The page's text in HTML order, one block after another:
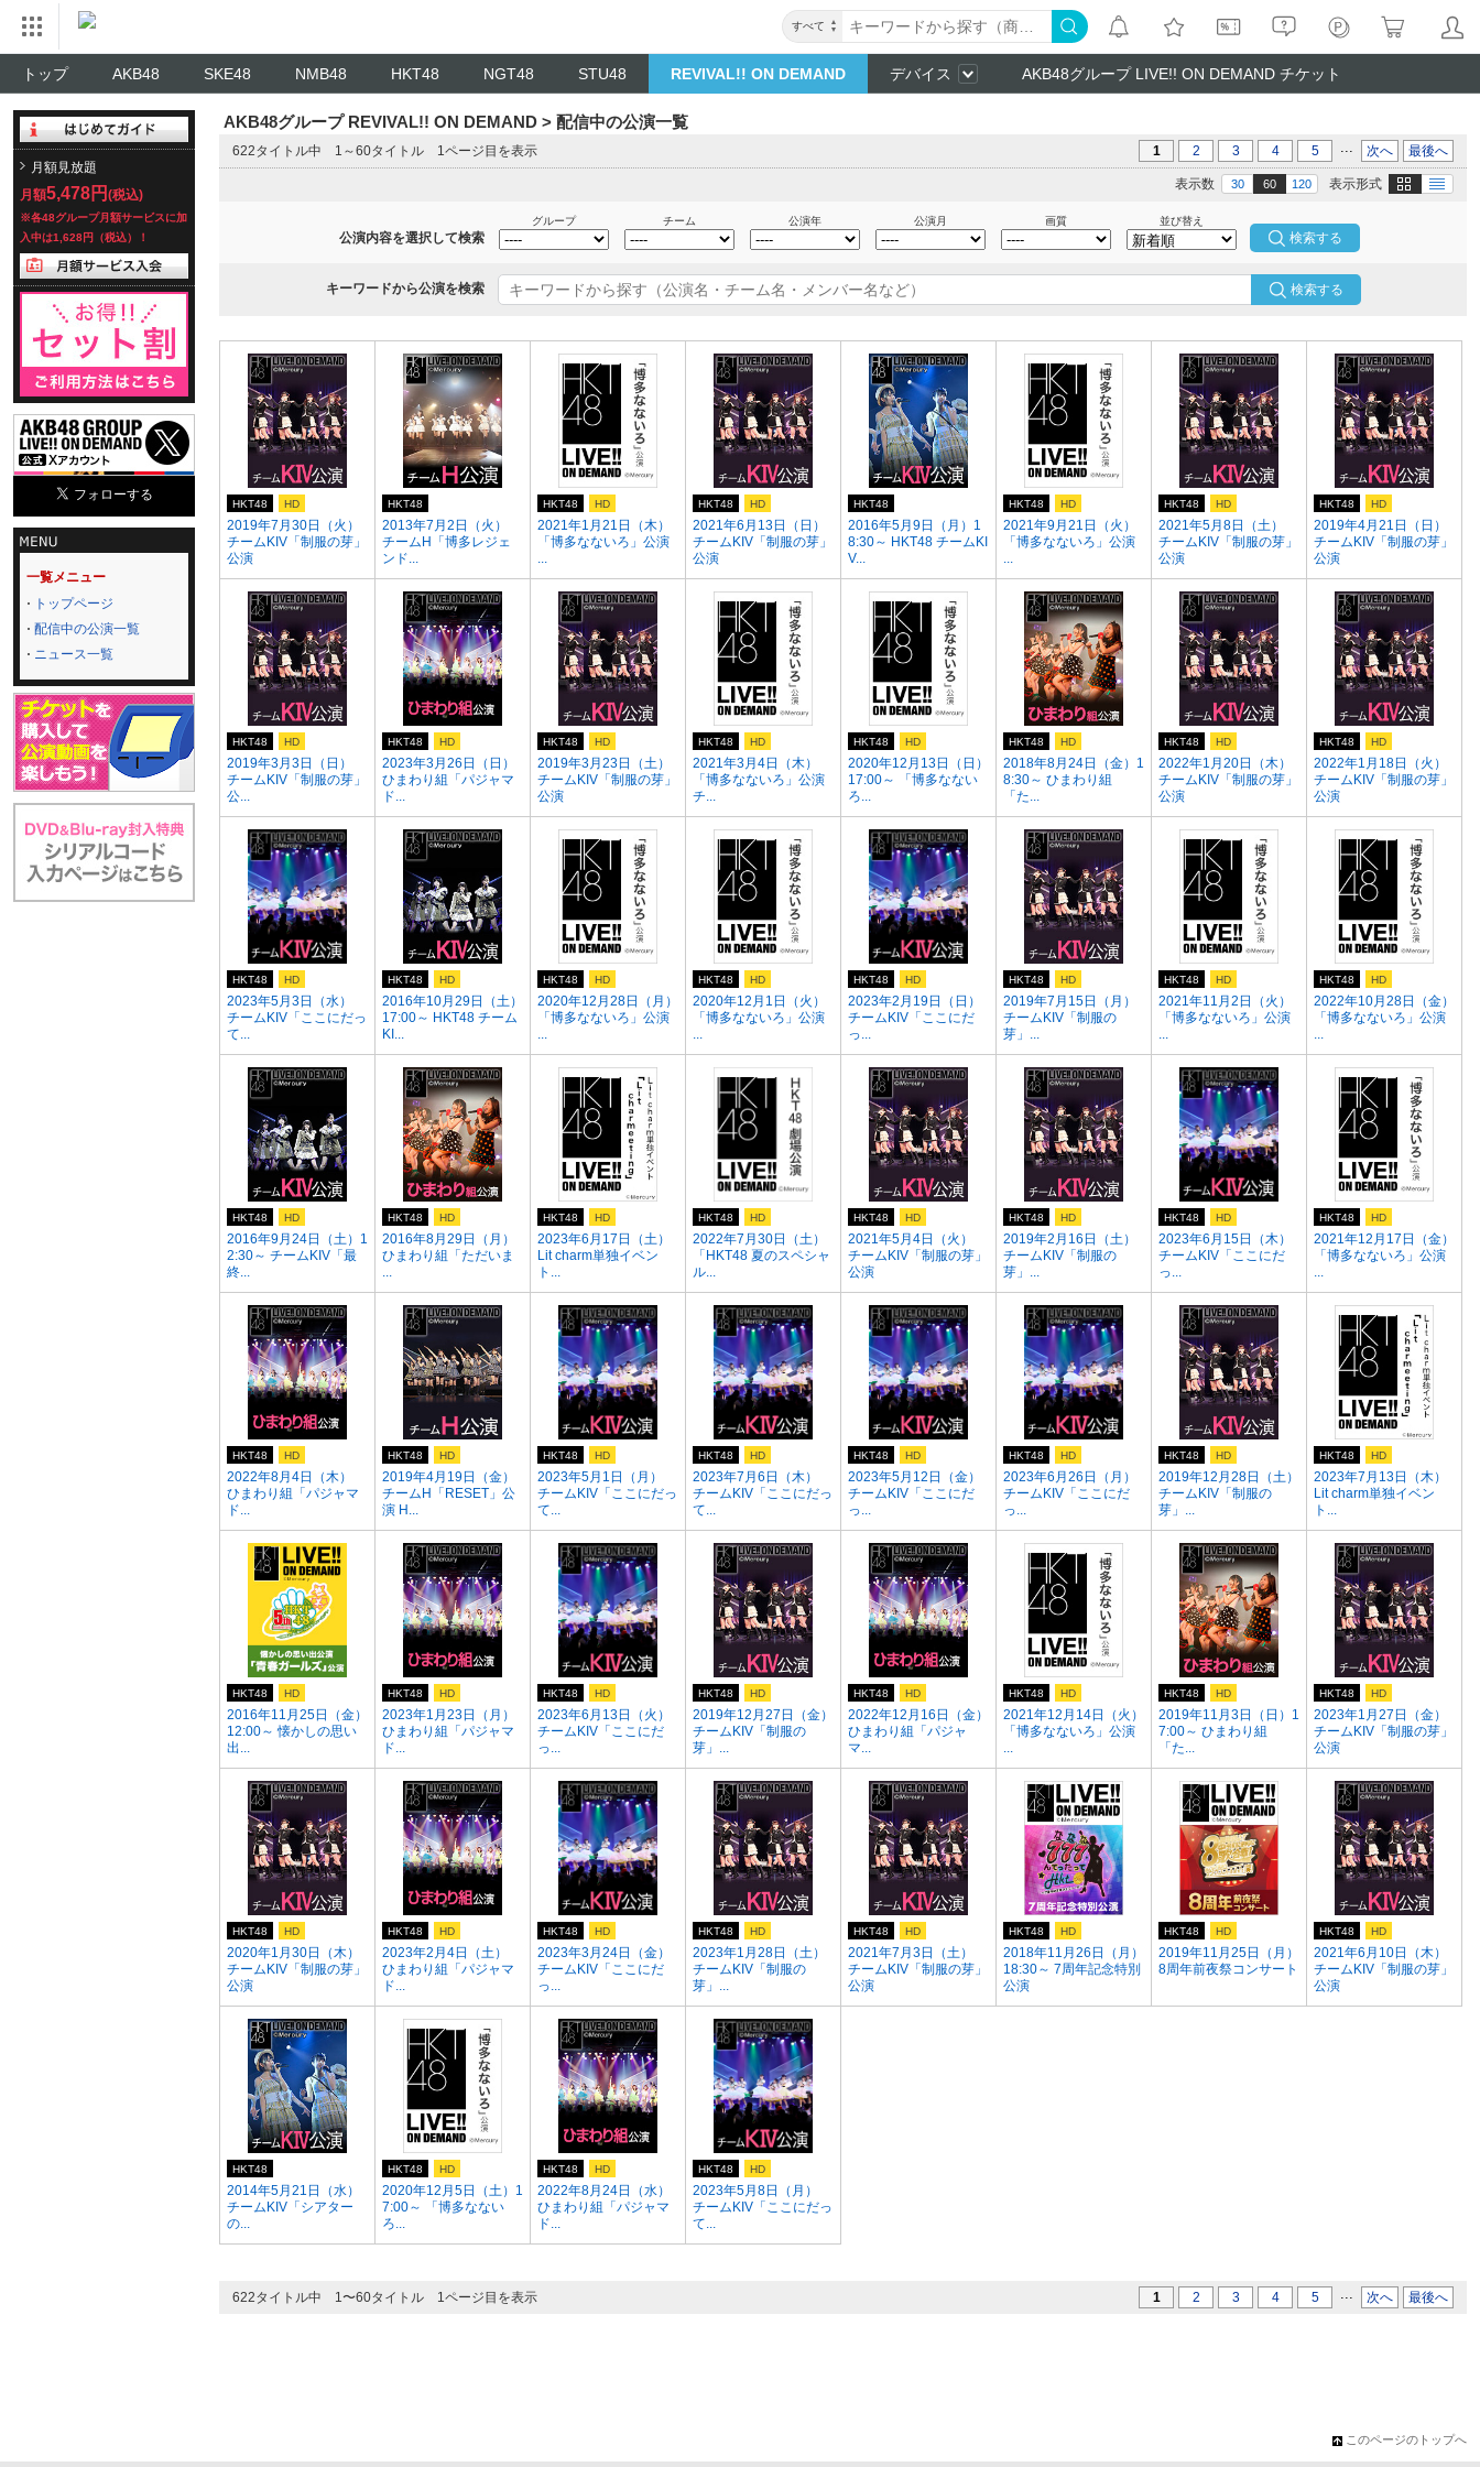
すべて
トップ AKB48 SKE48 NMB48 HKT48 NGT48 STU48 REVIVAL!! ON DEMAND デバイス AKB48グループ LIVE!! ON DEMAND チケット
月額見放題
月額5,478円 (税込)
※各48グループ月額サービスに加
入中は1,628円（税込）！
一覧メニュー
トップページ
配信中の公演一覧
ニュース一覧
AKB48グループ REVIVAL!! ON DEMAND > 配信中の公演一覧
622タイトル中 1～60タイトル 1ページ目を表示 1 2 3 4 5 ... 次へ 最後へ
表示形式 画像 テキスト
表示数 30 60 120
公演内容を選択して検索
グループ チーム 公演年 公演月 画質 並び替え
キーワードから公演を検索 検索する
2019年7月30日（火）
チームKIV「制服の芽」
公演
HKT48 HD
2013年7月2日（火）
チームH「博多レジェ
ンド...
HKT48
2021年1月21日（木）
「博多なないろ」公演
...
HKT48 HD
2021年6月13日（日）
チームKIV「制服の芽」
公演
HKT48 HD
2016年5月9日（月）1
8:30～ HKT48 チームKI
V...
HKT48
2021年9月21日（火）
「博多なないろ」公演
...
HKT48 HD
2021年5月8日（土）
チームKIV「制服の芽」
公演
HKT48 HD
2019年4月21日（日）
チームKIV「制服の芽」
公演
HKT48 HD
2019年3月3日（日）
チームKIV「制服の芽」
公...
HKT48 HD
2023年3月26日（日）
ひまわり組「パジャマ
ド...
HKT48 HD
2019年3月23日（土）
チームKIV「制服の芽」
公演
HKT48 HD
2021年3月4日（木）
「博多なないろ」公演
チ...
HKT48 HD
2020年12月13日（日）
17:00～ 「博多なない
ろ...
HKT48 HD
2018年8月24日（金）1
8:30～ ひまわり組
「た...
HKT48 HD
2022年1月20日（木）
チームKIV「制服の芽」
公演
HKT48 HD
2022年1月18日（火）
チームKIV「制服の芽」
公演
HKT48 HD
2023年5月3日（水）
チームKIV「ここにだっ
て...
HKT48 HD
2016年10月29日（土）
17:00～ HKT48 チーム
KI...
HKT48 HD
2020年12月28日（月）
「博多なないろ」公演
...
HKT48 HD
2020年12月1日（火）
「博多なないろ」公演
...
HKT48 HD
2023年2月19日（日）
チームKIV「ここにだ
っ...
HKT48 HD
2019年7月15日（月）
チームKIV「制服の
芽」...
HKT48 HD
2021年11月2日（火）
「博多なないろ」公演
...
HKT48 HD
2022年10月28日（金）
「博多なないろ」公演
...
HKT48 HD
2016年9月24日（土）1
2:30～ チームKIV「最
終...
HKT48 HD
2016年8月29日（月）
ひまわり組「ただいま
...
HKT48 HD
2023年6月17日（土）
Lit charm単独イベン
ト...
HKT48 HD
2022年7月30日（土）
「HKT48 夏のスペシャ
ル...
HKT48 HD
2021年5月4日（火）
チームKIV「制服の芽」
公演
HKT48 HD
2019年2月16日（土）
チームKIV「制服の
芽」...
HKT48 HD
2023年6月15日（木）
チームKIV「ここにだ
っ...
HKT48 HD
2021年12月17日（金）
「博多なないろ」公演
...
HKT48 HD
2022年8月4日（木）
ひまわり組「パジャマ
ド...
HKT48 HD
2019年4月19日（金）
チームH「RESET」公
演 H...
HKT48 HD
2023年5月1日（月）
チームKIV「ここにだっ
て...
HKT48 HD
2023年7月6日（木）
チームKIV「ここにだっ
て...
HKT48 HD
2023年5月12日（金）
チームKIV「ここにだ
っ...
HKT48 HD
2023年6月26日（月）
チームKIV「ここにだ
っ...
HKT48 HD
2019年12月28日（土）
チームKIV「制服の
芽」...
HKT48 HD
2023年7月13日（木）
Lit charm単独イベン
ト...
HKT48 HD
2016年11月25日（金）
12:00～ 懐かしの思い
出...
HKT48 HD
2023年1月23日（月）
ひまわり組「パジャマ
ド...
HKT48 HD
2023年6月13日（火）
チームKIV「ここにだ
っ...
HKT48 HD
2019年12月27日（金）
チームKIV「制服の
芽」...
HKT48 HD
2022年12月16日（金）
ひまわり組「パジャ
マ...
HKT48 HD
2021年12月14日（火）
「博多なないろ」公演
...
HKT48 HD
2019年11月3日（日）1
7:00～ ひまわり組
「た...
HKT48 HD
2023年1月27日（金）
チームKIV「制服の芽」
公演
HKT48 HD
2020年1月30日（木）
チームKIV「制服の芽」
公演
HKT48 HD
2023年2月4日（土）
ひまわり組「パジャマ
ド...
HKT48 HD
2023年3月24日（金）
チームKIV「ここにだ
っ...
HKT48 HD
2023年1月28日（土）
チームKIV「制服の
芽」...
HKT48 HD
2021年7月3日（土）
チームKIV「制服の芽」
公演
HKT48 HD
2018年11月26日（月）
18:30～ 7周年記念特別
公演
HKT48 HD
2019年11月25日（月）
8周年前夜祭コンサート
HKT48 HD
2021年6月10日（木）
チームKIV「制服の芽」
公演
HKT48 HD
2014年5月21日（水）
チームKIV「シアター
の...
HKT48
2020年12月5日（土）1
7:00～ 「博多なない
ろ...
HKT48 HD
2022年8月24日（水）
ひまわり組「パジャマ
ド...
HKT48 HD
2023年5月8日（月）
チームKIV「ここにだっ
て...
HKT48 HD
622タイトル中 1〜60タイトル 1ページ目を表示 1 2 3 4 5 ... 次へ 最後へ
このページのトップへ